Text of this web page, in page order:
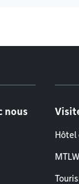
nous
Hôtel